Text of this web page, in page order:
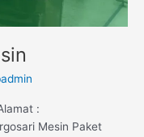
:
Mesin Paket